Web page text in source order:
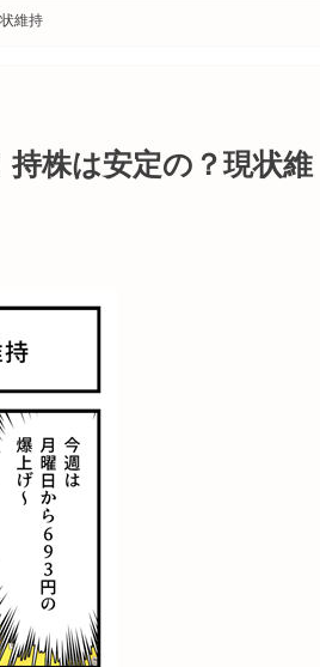
維持
株は安定の？現状維